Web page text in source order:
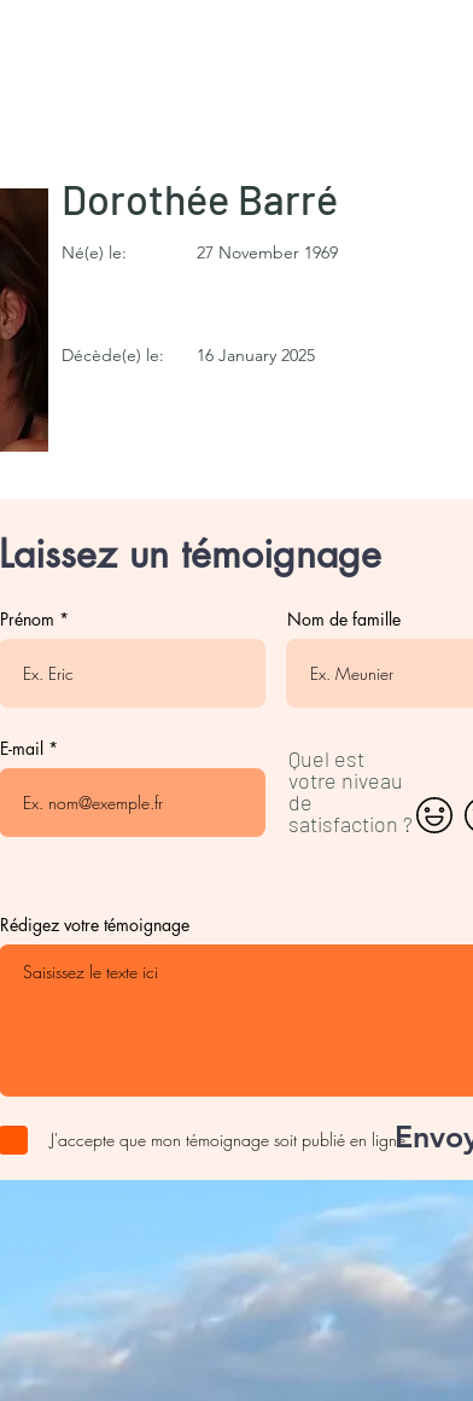
Dorothée Barré
27 November 1969
16 January 2025
Né(e) le:
Décède(e) le:
Laissez un témoignage
Prénom Nom de famille
E-mail
Quel est
votre niveau
de
satisfaction ?
Rédigez votre témoignage
J'accepte que mon témoignage soit publié en ligne